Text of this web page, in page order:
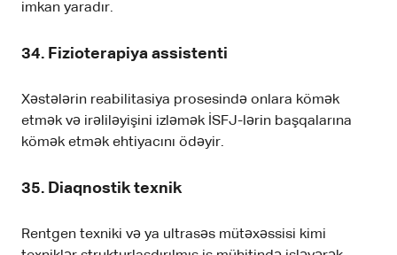
imkan yaradır.
34. Fizioterapiya assistenti
Xəstələrin reabilitasiya prosesində onlara kömək
etmək və irəliləyişini izləmək İSFJ-lərin başqalarına
kömək etmək ehtiyacını ödəyir.
35. Diaqnostik texnik
Rentgen texniki və ya ultrasəs mütəxəssisi kimi